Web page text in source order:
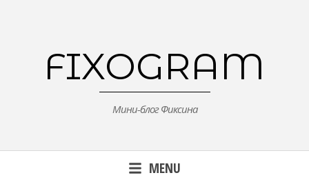
FIXOGRAM
Мини-блог Фиксина
MENU